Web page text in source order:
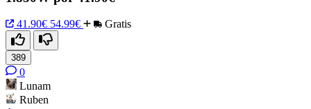
41.90€ 54.99€ Gratis
389
0
Lunam
Ruben